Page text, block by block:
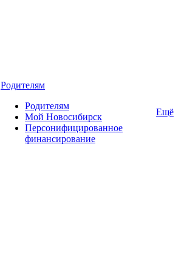
Родителям
Родителям
Мой Новосибирск
Персонифицированное
финансирование
Ещё